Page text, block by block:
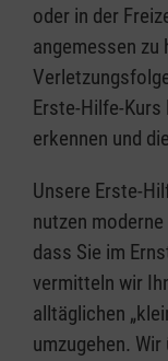
oder in der
angemessen zu
Erste-Hilfe-Kurs
erkennen und
Unsere Erste-
nutzen
dass Sie im
vermitteln wir
alltäglichen
umzugehen.